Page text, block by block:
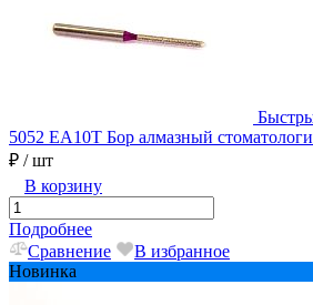
5052 EA10T Бор алмазный
₽ / шт
В корзину
Подробнее
Сравнение
В избранное
Новинка